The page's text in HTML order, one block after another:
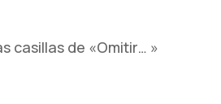
casillas de «Omitir… »